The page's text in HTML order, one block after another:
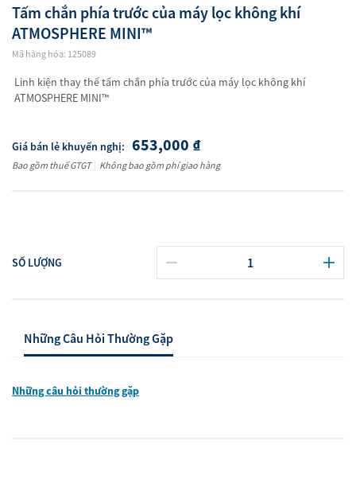
Tấm chắn phía trước của máy lọc không khí
ATMOSPHERE MINI™
Mã hàng hóa: 125089
Linh kiện thay thế tấm chắn phía trước của máy lọc không khí
ATMOSPHERE MINI™
Giá bán lẻ khuyến nghị: 653,000 ₫
Bao gồm thuế GTGT| Không bao gồm phí giao hàng
SỐ LƯỢNG
Những Câu Hỏi Thường Gặp
Những câu hỏi thường gặp